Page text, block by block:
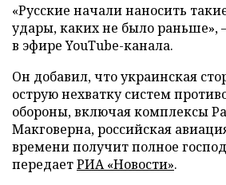
«Русские начали наносить
удары, каких не было раньше»,
в эфире YouTube-канала.
Он добавил, что украинская
острую нехватку систем
обороны, включая комплексы
Макговерна, российская
времени получит полное
передаетРИА «Новости».